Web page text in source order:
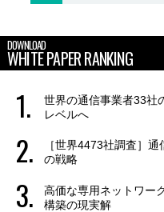
DOWNLOAD
WHITE PAPER RANKING
世界の通信事業者33社
レベルへ
［世界4473社調査］
の戦略
高価な専用ネットワー
構築の現実解